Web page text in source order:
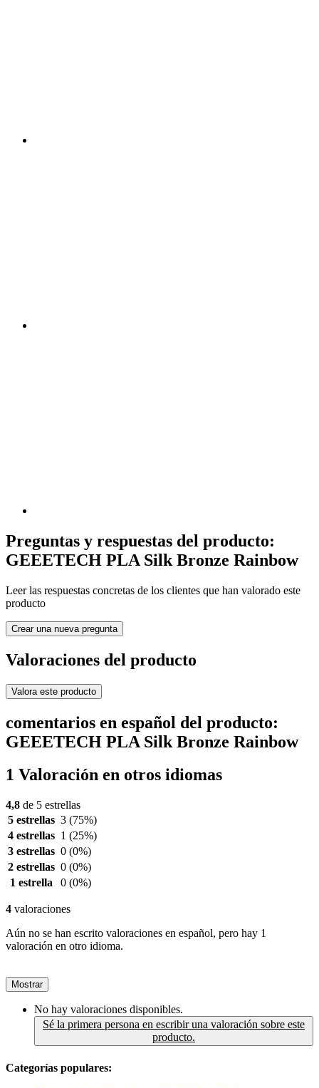
Preguntas y respuestas del producto:
GEEETECH PLA Silk Bronze Rainbow
Leer las respuestas concretas de los clientes que han valorado este
producto
Crear una nueva pregunta
Valoraciones del producto
Valora este producto
comentarios en español del producto:
GEEETECH PLA Silk Bronze Rainbow
1 Valoración en otros idiomas
4,8 de 5 estrellas
5 estrellas 3 (75%)
4 estrellas 1 (25%)
3 estrellas 0 (0%)
2 estrellas 0 (0%)
1 estrella
0 (0%)
4 valoraciones
Aún no se han escrito valoraciones en español, pero hay 1
valoración en otro idioma.
Mostrar
No hay valoraciones disponibles.
Sé la primera persona en escribir una valoración sobre este
producto.
Categorías populares: